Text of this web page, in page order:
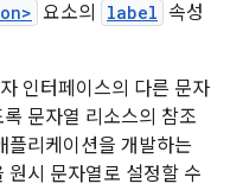
요소의 label 속성
인터페이스의 다른 문자
문자열 리소스의 참조
플리케이션을 개발하는
원시 문자열로 설정할 수